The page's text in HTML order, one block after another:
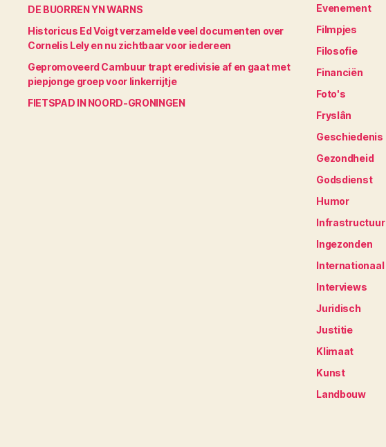
DE BUORREN YN WARNS
Historicus Ed Voigt verzamelde veel documenten over
Cornelis Lely en nu zichtbaar voor iedereen
Gepromoveerd Cambuur trapt eredivisie af en gaat met
piepjonge groep voor linkerrijtje
FIETSPAD IN NOORD-GRONINGEN
Evenement
Filmpjes
Filosofie
Financiën
Foto's
Fryslân
Geschiedenis
Gezondheid
Godsdienst
Humor
Infrastructuur
Ingezonden
Internationaal
Interviews
Juridisch
Justitie
Klimaat
Kunst
Landbouw